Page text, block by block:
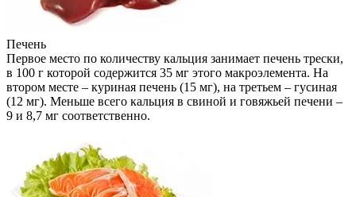
Печень
Первое место по количеству кальция занимает печень трески,
в 100 г которой содержится 35 мг этого макроэлемента. На
втором месте – куриная печень (15 мг), на третьем – гусиная
(12 мг). Меньше всего кальция в свиной и говяжьей печени –
9 и 8,7 мг соответственно.